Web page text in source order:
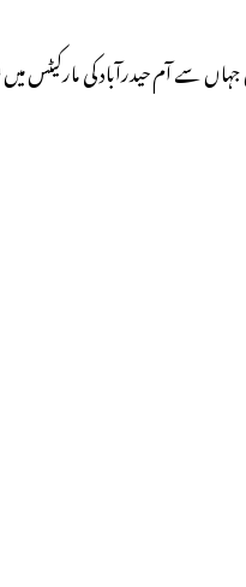
سے آم حیدرآباد کی مارکیٹس